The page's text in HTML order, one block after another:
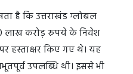
है कि उत्तराखंड ग्लोबल
लाख करोड़ रुपये के निवेश
हस्ताक्षर किए गए थे। यह
उपलब्धि थी। इससे भी